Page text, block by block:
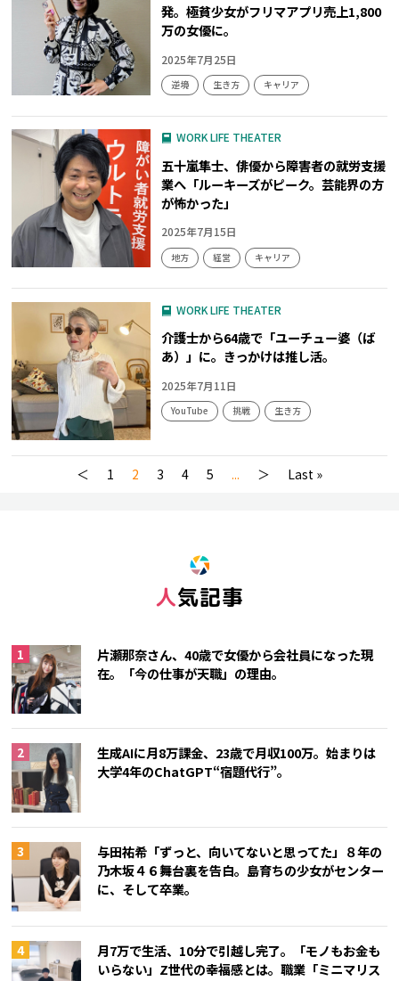
発。極貧少女がフリマアプリ売上1,800
万の女優に。
2025年7月25日
逆境 生き方 キャリア
WORK LIFE THEATER
五十嵐隼士、俳優から障害者の就労支援
業へ「ルーキーズがピーク。芸能界の方
が怖かった」
2025年7月15日
地方 経営 キャリア
WORK LIFE THEATER
介護士から64歳で「ユーチュー婆（ば
あ）」に。きっかけは推し活。
2025年7月11日
YouTube 挑戦 生き方
＜ 1 2 3 4 5 ... ＞ Last »
人気記事
片瀬那奈さん、40歳で女優から会社員になった現
在。「今の仕事が天職」の理由。
生成AIに月8万課金、23歳で月収100万。始まりは
大学4年のChatGPT“宿題代行”。
与田祐希「ずっと、向いてないと思ってた」８年の
乃木坂４６舞台裏を告白。島育ちの少女がセンター
に、そして卒業。
月7万で生活、10分で引越し完了。「モノもお金も
いらない」Z世代の幸福感とは。職業「ミニマリス